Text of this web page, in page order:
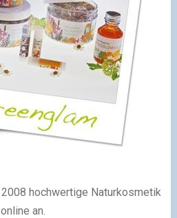
hochwertige Naturkosmetik
an.